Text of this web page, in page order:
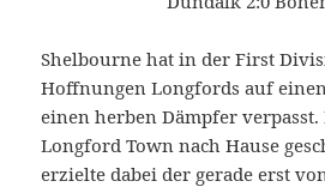
Shelbourne hat in der First
Hoffnungen Longfords auf
einen herben Dämpfer
Longford Town nach Hause
erzielte dabei der gerade erst